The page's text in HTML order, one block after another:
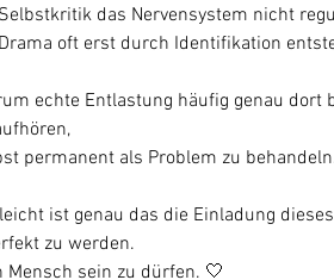
das Nervensystem nicht
oft erst durch Identifikation
echte Entlastung häufig genau dort
permanent als Problem zu
ist genau das die Einladung
zu werden.
Mensch sein zu dürfen. 🤍